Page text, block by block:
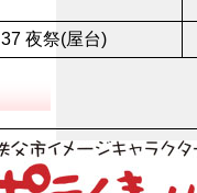
37 夜祭(屋台)